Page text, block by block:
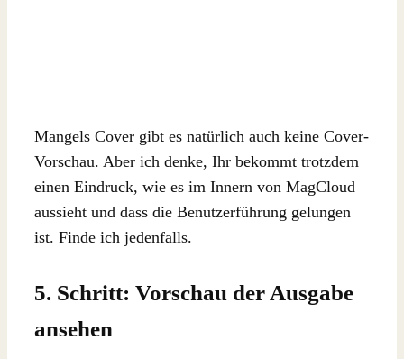
Mangels Cover gibt es natürlich auch keine Cover-
Vorschau. Aber ich denke, Ihr bekommt trotzdem
einen Eindruck, wie es im Innern von MagCloud
aussieht und dass die Benutzerführung gelungen
ist. Finde ich jedenfalls.
5. Schritt: Vorschau der Ausgabe
ansehen